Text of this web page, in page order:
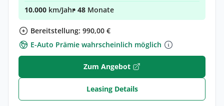
10.000 km/Jahr• 48 Monate
Bereitstellung: 990,00 €
E-Auto Prämie wahrscheinlich möglich
Zum Angebot
Leasing Details